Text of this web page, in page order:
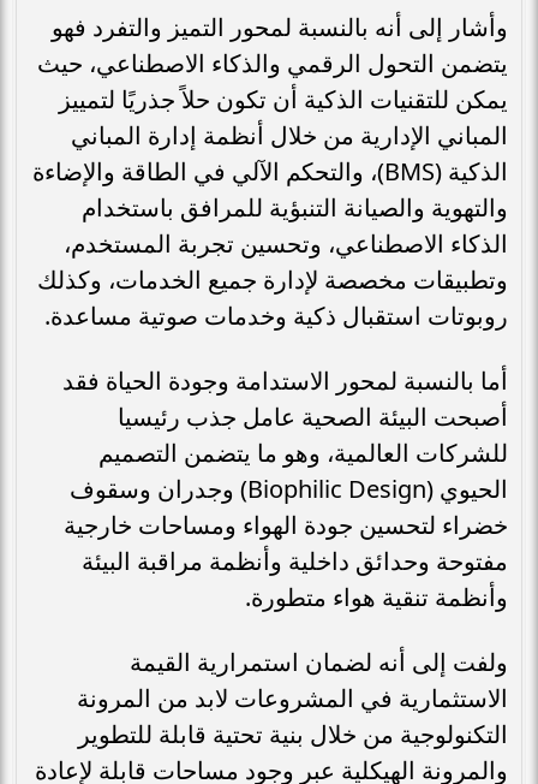
وأشار إلى أنه بالنسبة لمحور التميز والتفرد فهو
يتضمن التحول الرقمي والذكاء الاصطناعي، حيث
يمكن للتقنيات الذكية أن تكون حلاً جذريًا لتمييز
المباني الإدارية من خلال أنظمة إدارة المباني
الذكية (BMS)، والتحكم الآلي في الطاقة والإضاءة
والتهوية والصيانة التنبؤية للمرافق باستخدام
الذكاء الاصطناعي، وتحسين تجربة المستخدم،
وتطبيقات مخصصة لإدارة جميع الخدمات، وكذلك
روبوتات استقبال ذكية وخدمات صوتية مساعدة.
أما بالنسبة لمحور الاستدامة وجودة الحياة فقد
أصبحت البيئة الصحية عامل جذب رئيسيا
للشركات العالمية، وهو ما يتضمن التصميم
الحيوي (Biophilic Design) وجدران وسقوف
خضراء لتحسين جودة الهواء ومساحات خارجية
مفتوحة وحدائق داخلية وأنظمة مراقبة البيئة
وأنظمة تنقية هواء متطورة.
ولفت إلى أنه لضمان استمرارية القيمة
الاستثمارية في المشروعات لابد من المرونة
التكنولوجية من خلال بنية تحتية قابلة للتطوير
والمرونة الهيكلية عبر وجود مساحات قابلة لإعادة